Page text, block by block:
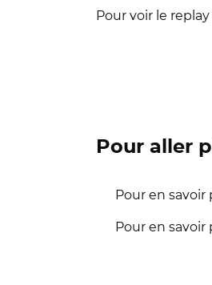
Pour voir le
Pour aller
Pour en
Pour en savoir